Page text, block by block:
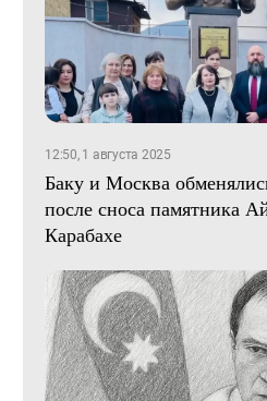
12:50, 1 августа 2025
Баку и Москва
после сноса памятника
Карабахе